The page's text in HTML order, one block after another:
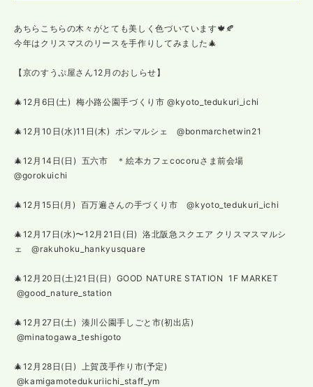
あちらこちらの木々がとても美しく色づいています🍁🍂
今年はクリスマスのリースを手作りしてみました🎄
【京のすうぷ屋さん12月のおしらせ】
🎄12月6日(土) 梅小路公園手づくり市 @kyoto_tedukuri_ichi
🎄12月10日(水)11日(木) ボンマルシェ @bonmarchetwin21
🎄12月14日(日) 五六市 ＊絵本カフェcocoruさま前会場
@gorokuichi
🎄12月15日(月) 百万遍さんの手づくり市 @kyoto_tedukuri_ichi
🎄12月17日(水)〜12月21日(日) 洛北阪急スクエア クリスマスマルシ
ェ @rakuhoku_hankyusquare
🎄12月20日(土)21日(日) GOOD NATURE STATION 1F MARKET
@good_nature_station
🎄12月27日(土) 湊川公園手しごと市(初出店)
@minatogawa_teshigoto
🎄12月28日(日) 上賀茂手作り市(予定)
@kamigamotedukuriichi_staff_ym